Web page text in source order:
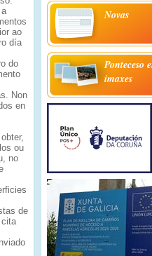
ao
día
do
Non
en
ou
no
de
cita
Novas
Ponteceso
imaxes